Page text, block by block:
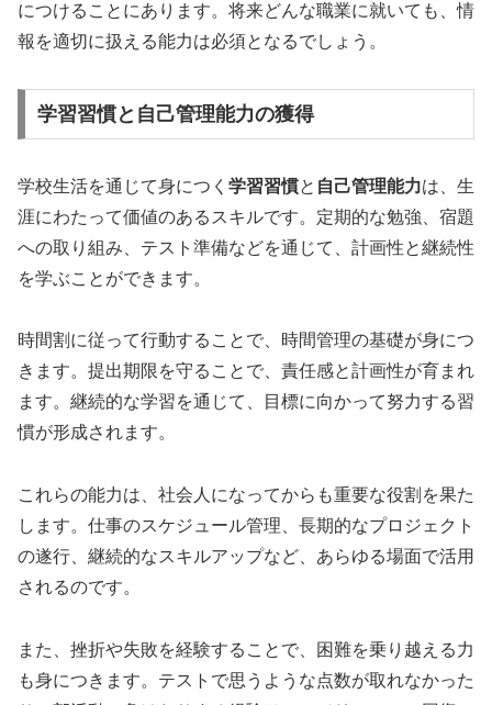
につけることにあります。将来どんな職業に就いても、情
報を適切に扱える能力は必須となるでしょう。
学習習慣と自己管理能力の獲得
学校生活を通じて身につく 学習習慣と 自己管理能力は、生
涯にわたって価値のあるスキルです。定期的な勉強、宿題
への取り組み、テスト準備などを通じて、計画性と継続性
を学ぶことができます。
時間割に従って行動することで、時間管理の基礎が身につ
きます。提出期限を守ることで、責任感と計画性が育まれ
ます。継続的な学習を通じて、目標に向かって努力する習
慣が形成されます。
これらの能力は、社会人になってからも重要な役割を果た
します。仕事のスケジュール管理、長期的なプロジェクト
の遂行、継続的なスキルアップなど、あらゆる場面で活用
されるのです。
また、挫折や失敗を経験することで、困難を乗り越える力
も身につきます。テストで思うような点数が取れなかった